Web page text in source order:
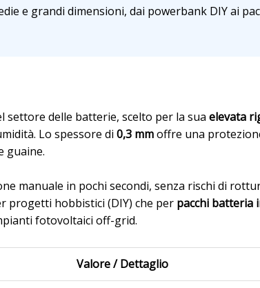
e grandi dimensioni, dai powerbank DIY ai
settore delle batterie, scelto per la sua elevata
Lo spessore di 0,3 mmoffre una
guaine.
manuale in pochi secondi, senza rischi di
progetti hobbistici (DIY) che per pacchi batteria
fotovoltaici off-grid.
Valore / Dettaglio